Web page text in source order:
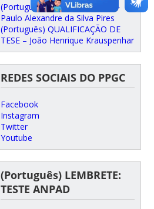
(Português) DEFESA DE TESE –
Paulo Alexandre da Silva Pires
(Português) QUALIFICAÇÃO DE
TESE – João Henrique Krauspenhar
REDES SOCIAIS DO PPGC
Facebook
Instagram
Twitter
Youtube
(Português) LEMBRETE:
TESTE ANPAD